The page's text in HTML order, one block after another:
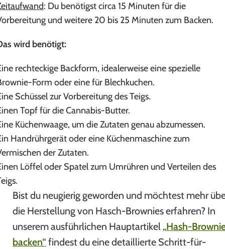
: Du benötigst circa 15 Minuten für die
und weitere 20 bis 25 Minuten zum Backen.
wird benötigt:
rechteckige Backform, idealerweise eine spezielle
Form oder eine für Blechkuchen.
Schüssel zur Vorbereitung des Teigs.
Topf für die Cannabis-Butter.
Küchenwaage, um die Zutaten genau abzumessen.
Handrührgerät oder eine Küchenmaschine zum
der Zutaten.
Löffel oder Spatel zum Umrühren und Verteilen des
Bist du neugierig geworden und möchtest mehr
die Herstellung von Hasch-Brownies erfahren? In
unserem ausführlichen Hauptartikel„Hash-
backen“ findest du eine detaillierte Schritt-für-